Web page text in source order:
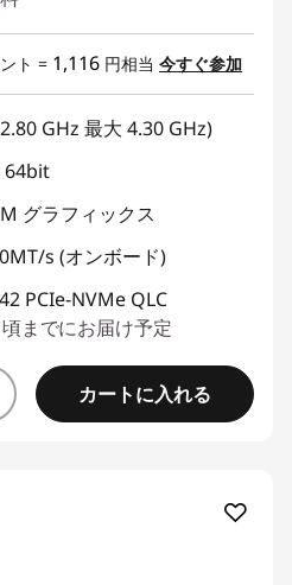
ト = 1,116 円相当 今すぐ参加
GHz 最大 4.30 GHz)
64bit
グラフィックス
s (オンボード)
PCIe-NVMe QLC
までにお届け予定
カートに入れる